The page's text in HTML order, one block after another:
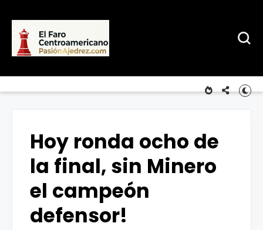
Hoy ronda ocho de
la final, sin Minero
el campeón
defensor!